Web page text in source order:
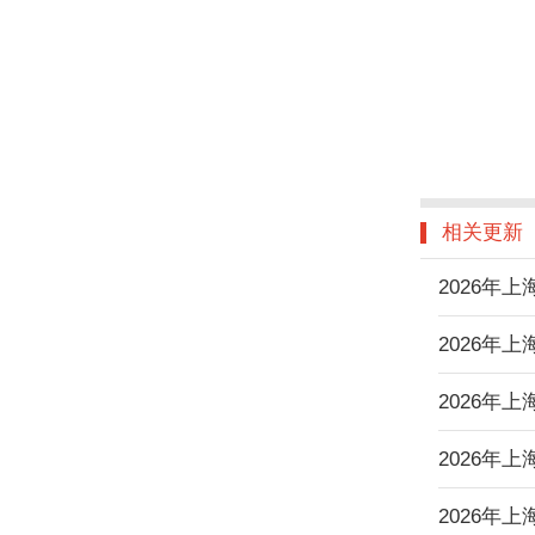
相关更新
2026年上
2026年上
2026年上
2026年上
2026年上